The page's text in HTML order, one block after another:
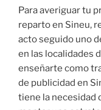
Para averiguar tu
reparto en Sineu,
acto seguido uno
en las localidades
enseñarte como
de publicidad en
tiene la necesidad